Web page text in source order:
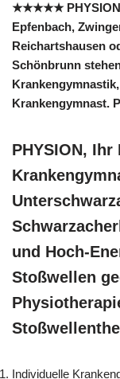
★★★★★ PHYSION,
Epfenbach,
Reichartshausen
Schönbrunn
Krankengymnast.
PHYSION,
und Hoch-
Stoßwellen
Individuelle